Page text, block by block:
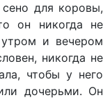
сено для коровы,
он никогда не
и вечером
никогда не
чтобы у него
дочерьми. Он